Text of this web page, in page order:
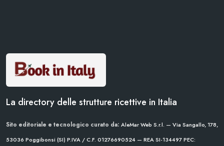
La directory delle strutture ricettive in Italia
Sito editoriale e tecnologico curato da: AleMar Web S.r.l. — Via Sangallo, 178,
53036 Poggibonsi (SI) P.IVA / C.F. 01276690524 — REA SI-134497PEC: